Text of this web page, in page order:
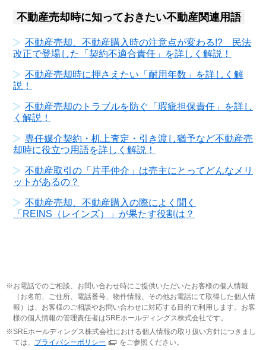
不動産売却時に知っておきたい不動産関連用語
不動産売却、不動産購入時の注意点が変わる!? 民法
改正で登場した「契約不適合責任」を詳しく解説！
不動産売却時に押さえたい「耐用年数」を詳しく解
説！
不動産売却のトラブルを防ぐ「瑕疵担保責任」を詳し
く解説！
専任媒介契約・机上査定・引き渡し猶予など不動産売
却時に役立つ用語を詳しく解説！
不動産取引の「片手仲介」は売主にとってどんなメリ
ットがあるの？
不動産売却、不動産購入の際によく聞く
「REINS（レインズ）」が果たす役割は？
お電話でのご相談、お問い合わせ時にご提供いただいたお客様の個人情報
（お名前、ご住所、電話番号、物件情報、その他お電話にて取得した個人情
報）は、お客様のご相談やお問い合わせに対応する目的で利用します。お客
様の個人情報の管理責任者はSREホールディングス株式会社です。
SREホールディングス株式会社における個人情報の取り扱い方針につきまし
ては、 プライバシーポリシー をご参照ください。